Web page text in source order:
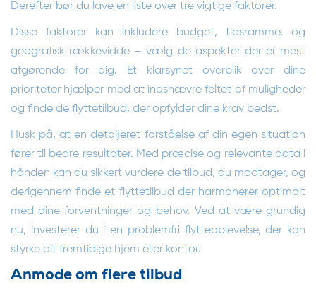
Derefter bør du lave en liste over tre vigtige faktorer.
Disse faktorer kan inkludere budget, tidsramme, og
geografisk rækkevidde – vælg de aspekter der er mest
afgørende for dig. Et klarsynet overblik over dine
prioriteter hjælper med at indsnævre feltet af muligheder
og finde de flyttetilbud, der opfylder dine krav bedst.
Husk på, at en detaljeret forståelse af din egen situation
fører til bedre resultater. Med præcise og relevante data i
hånden kan du sikkert vurdere de tilbud, du modtager, og
derigennem finde et flyttetilbud der harmonerer optimalt
med dine forventninger og behov. Ved at være grundig
nu, investerer du i en problemfri flytteoplevelse, der kan
styrke dit fremtidige hjem eller kontor.
Anmode om flere tilbud